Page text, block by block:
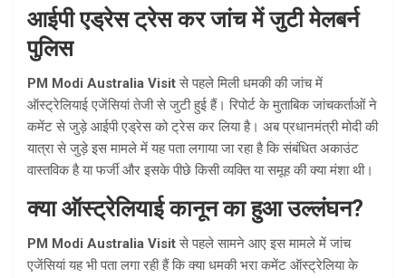
आईपी एड्रेस ट्रेस कर जांच में जुटी मेलबर्न
पुलिस
PM Modi Australia Visitसे पहले मिली धमकी की जांच में
ऑस्ट्रेलियाई एजेंसियां तेजी से जुटी हुई हैं। रिपोर्ट के मुताबिक जांचकर्ताओं ने
कमेंट से जुड़े आईपी एड्रेस को ट्रेस कर लिया है। अब प्रधानमंत्री मोदी की
यात्रा से जुड़े इस मामले में यह पता लगाया जा रहा है कि संबंधित अकाउंट
वास्तविक है या फर्जी और इसके पीछे किसी व्यक्ति या समूह की क्या मंशा थी।
क्या ऑस्ट्रेलियाई कानून का हुआ उल्लंघन?
PM Modi Australia Visitसे पहले सामने आए इस मामले में जांच
एजेंसियां यह भी पता लगा रही हैं कि क्या धमकी भरा कमेंट ऑस्ट्रेलिया के